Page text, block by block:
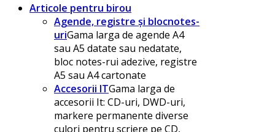
Articole pentru birou
Agende, registre și blocnotes-
uriGama larga de agende A4
sau A5 datate sau nedatate,
bloc notes-rui adezive, registre
A5 sau A4 cartonate
Accesorii ITGama larga de
accesorii It: CD-uri, DWD-uri,
markere permanente diverse
culori pentru scriere pe CD,